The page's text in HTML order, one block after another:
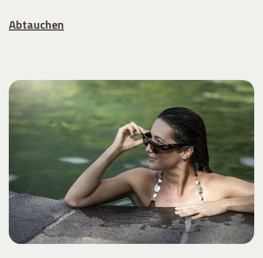
Abtauchen